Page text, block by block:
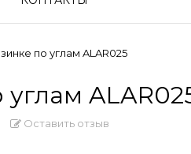
по углам ALAR025
Оставить отзыв